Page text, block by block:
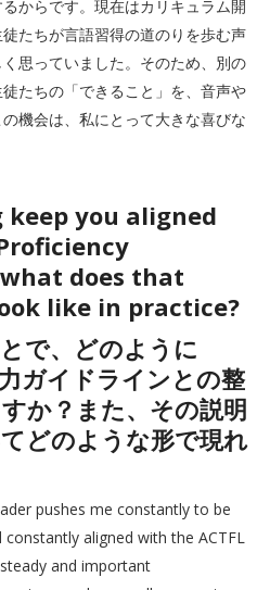
からです。現在はカリキュラム開
たちが言語習得の道のりを歩む声
思っていました。そのため、別の
たちの「できること」を、音声や
機会は、私にとって大きな喜びな
keep you aligned
does that
like in practice?
で、どのように
ガイドラインとの整
か？また、その説明
どのような形で現れ
pushes me constantly to be
aligned with the ACTFL
and important